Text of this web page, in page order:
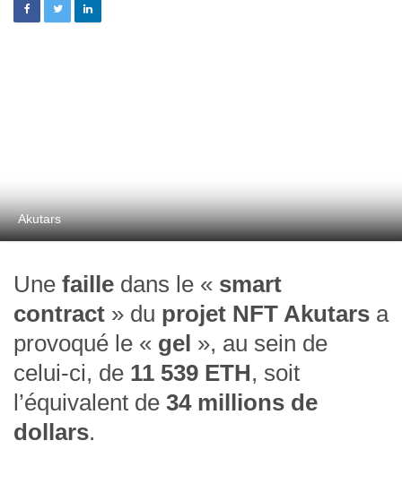
Akutars
Une faille dans le « smart
contract » du projet NFT Akutars a
provoqué le « gel », au sein de
celui-ci, de 11 539 ETH, soit
l’équivalent de 34 millions de
dollars.